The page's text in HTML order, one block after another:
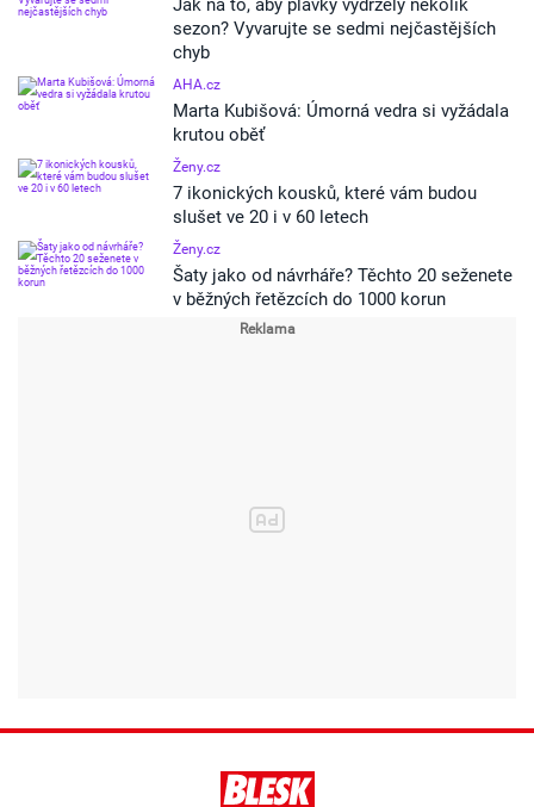
Jak na to, aby plavky vydržely několik
sezon? Vyvarujte se sedmi nejčastějších
chyb
AHA.cz
Marta Kubišová: Úmorná vedra si vyžádala
krutou oběť
Ženy.cz
7 ikonických kousků, které vám budou
slušet ve 20 i v 60 letech
Ženy.cz
Šaty jako od návrháře? Těchto 20 seženete
v běžných řetězcích do 1000 korun